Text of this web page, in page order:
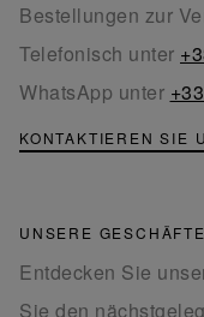
Bestellungen zur
Telefonisch unter
WhatsApp unter
KONTAKTIEREN SIE
UNSERE GESCHÄFTE
Entdecken Sie
Sie den